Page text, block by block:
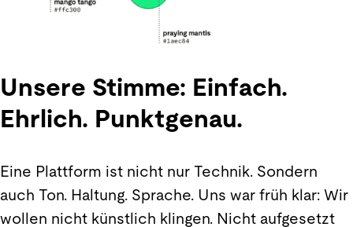
Unsere Stimme: Einfach.
Ehrlich. Punktgenau.
Eine Plattform ist nicht nur Technik. Sondern
auch Ton. Haltung. Sprache. Uns war früh klar: Wir
wollen nicht künstlich klingen. Nicht aufgesetzt